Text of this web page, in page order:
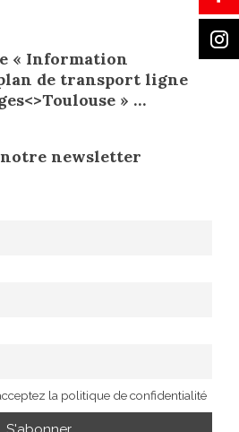
« Information
de transport ligne
» …
notre newsletter
la politique de confidentialité